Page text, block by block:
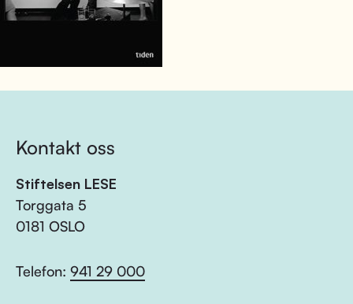
Kontakt oss
Stiftelsen LESE
Torggata 5
0181 OSLO
Telefon: 941 29 000